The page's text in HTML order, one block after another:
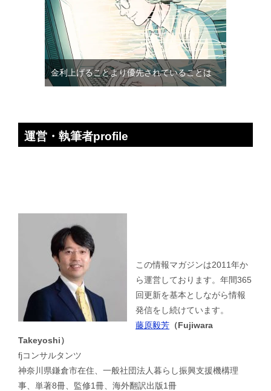
金利上げることより優先されていることは
運営・執筆者profile
この情報マガジンは2011年か
ら運営しております。年間365
回更新を基本としながら情報
発信をし続けています。
藤原毅芳 （Fujiwara
Takeyoshi）
fjコンサルタンツ
神奈川県鎌倉市在住、一般社団法人暮らし振興支援機構理
事、単著8冊、監修1冊、海外翻訳出版1冊